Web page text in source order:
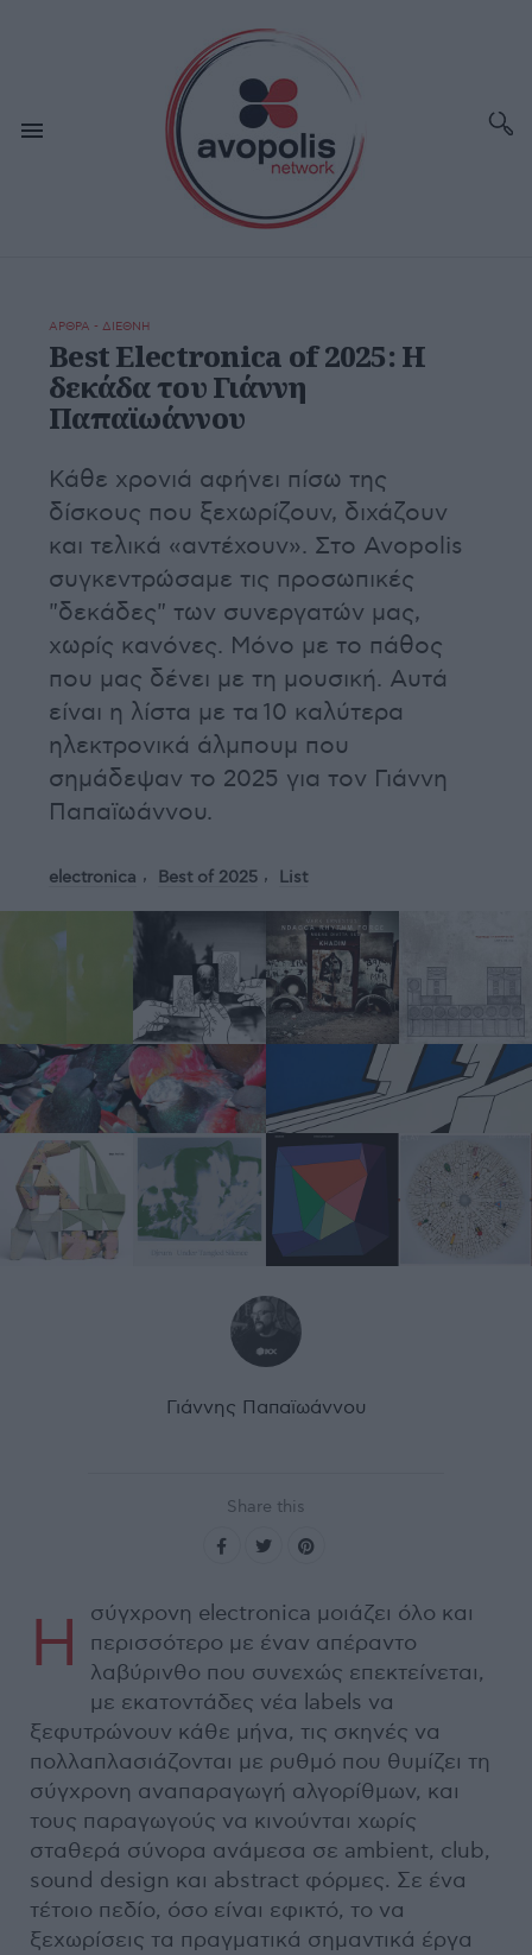
ΑΡΘΡΑ - ΔΙΕΘΝΗ
Best Electronica of 2025: H
δεκάδα του Γιάννη
Παπαϊωάννου
Κάθε χρονιά αφήνει πίσω της
δίσκους που ξεχωρίζουν, διχάζουν
και τελικά «αντέχουν». Στο Avopolis
συγκεντρώσαμε τις προσωπικές
"δεκάδες" των συνεργατών μας,
χωρίς κανόνες. Μόνο με το πάθος
που μας δένει με τη μουσική. Αυτά
είναι η λίστα με τα 10 καλύτερα
ηλεκτρονικά άλμπουμ που
σημάδεψαν το 2025 για τον Γιάννη
Παπαϊωάννου.
electronica Best of 2025 List
Γιάννης Παπαϊωάννου
Share this
Η
σύγχρονη electronica μοιάζει όλο και
περισσότερο με έναν απέραντο
λαβύρινθο που συνεχώς επεκτείνεται,
με εκατοντάδες νέα labels να
ξεφυτρώνουν κάθε μήνα, τις σκηνές να
πολλαπλασιάζονται με ρυθμό που θυμίζει τη
σύγχρονη αναπαραγωγή αλγορίθμων, και
τους παραγωγούς να κινούνται χωρίς
σταθερά σύνορα ανάμεσα σε ambient, club,
sound design και abstract φόρμες. Σε ένα
τέτοιο πεδίο, όσο είναι εφικτό, το να
ξεχωρίσεις τα πραγματικά σημαντικά έργα